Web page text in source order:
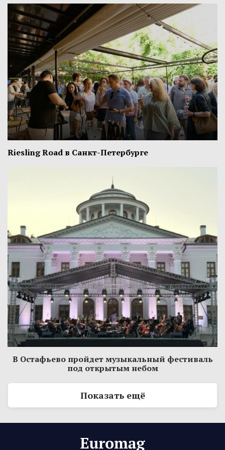
Riesling Road в Санкт-Петербурге
В Остафьево пройдет музыкальный фестиваль
под открытым небом
Показать ещё